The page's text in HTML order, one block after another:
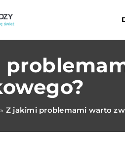
» Z jakimi problemami warto